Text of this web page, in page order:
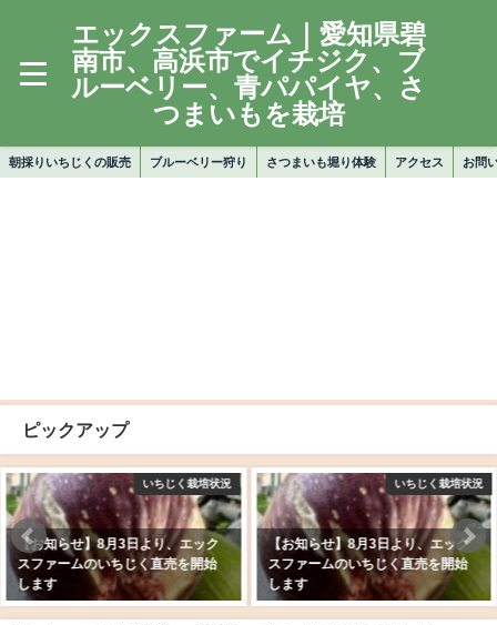
エックスファーム｜愛知県碧
南市、高浜市でイチジク、ブ
ルーベリー、青パパイヤ、さ
つまいもを栽培
朝採りいちじくの販売 ブルーベリー狩り さつまいも堀り体験 アクセス お問
ピックアップ
いちじく栽培状況
【お知らせ】8月3日より、エック
スファームのいちじく直売を開始
します
いちじく栽培状況
【お知らせ】8月3日より、エック
スファームのいちじく直売を開始
します